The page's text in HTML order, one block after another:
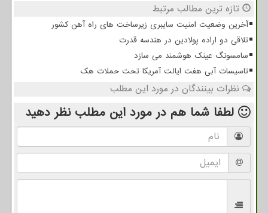
تازه ترین مطالب مرتبط
آخرین وضعیت امنیت سایبری زیرساخت های راه آهن کشور
تلاقی دو اراده پولادین در هندسه قدرت
سامسونگ عینک هوشمند می سازد
تاسیسات آبی هفت ایالت آمریکا تحت حملات هک
نظرات بینندگان در مورد این مطلب
لطفا شما هم در مورد این مطلب نظر دهید